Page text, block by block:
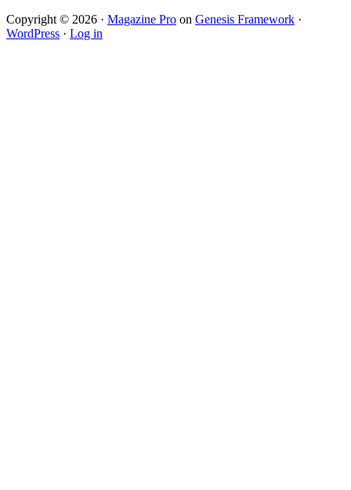
Copyright © 2026 · Magazine Pro on Genesis Framework ·
WordPress · Log in